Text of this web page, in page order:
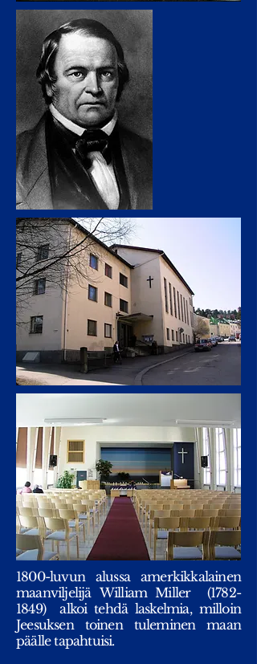
1800-luvun alussa amerkikkalainen
maanviljelijä William Miller (1782-
1849)alkoi tehdä laskelmia, milloin
Jeesuksen toinen tuleminen maan
päälle tapahtuisi.